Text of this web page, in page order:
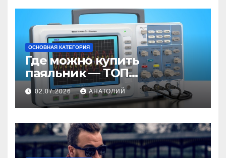
ОСНОВНАЯ КАТЕГОРИЯ
Где можно купить
паяльник — ТОП
проверенных магазинов
02.07.2026 АНАТОЛИЙ